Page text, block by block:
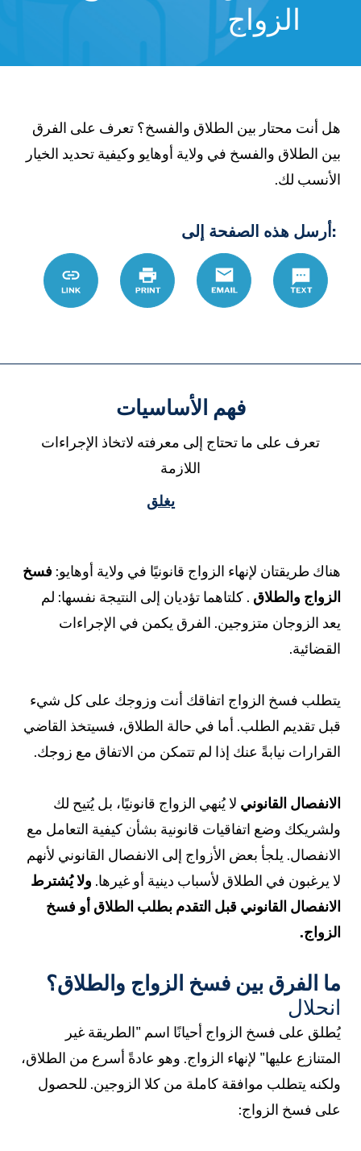
الزواج
هل أنت محتار بين الطلاق والفسخ؟ تعرف على الفرق
بين الطلاق والفسخ في ولاية أوهايو وكيفية تحديد الخيار
الأنسب لك.
:أرسل هذه الصفحة إلى
Text
Email
Print
Link
فهم الأساسيات
تعرف على ما تحتاج إلى معرفته لاتخاذ الإجراءات
اللازمة
يغلق
هناك طريقتان لإنهاء الزواج قانونيًا في ولاية أوهايو:فسخ
الزواج والطلاق. كلتاهما تؤديان إلى النتيجة نفسها: لم
يعد الزوجان متزوجين. الفرق يكمن في الإجراءات
القضائية.
يتطلب فسخ الزواج اتفاقك أنت وزوجك على كل شيء
قبل تقديم الطلب. أما في حالة الطلاق، فسيتخذ القاضي
القرارات نيابةً عنك إذا لم تتمكن من الاتفاق مع زوجك.
الانفصال القانونيلا يُنهي الزواج قانونيًا، بل يُتيح لك
ولشريكك وضع اتفاقيات قانونية بشأن كيفية التعامل مع
الانفصال. يلجأ بعض الأزواج إلى الانفصال القانوني لأنهم
لا يرغبون في الطلاق لأسباب دينية أو غيرها. ولا يُشترط
الانفصال القانوني قبل التقدم بطلب الطلاق أو فسخ
الزواج.
ما الفرق بين فسخ الزواج والطلاق؟
انحلال
يُطلق على فسخ الزواج أحيانًا اسم "الطريقة غير
المتنازع عليها" لإنهاء الزواج. وهو عادةً أسرع من الطلاق،
ولكنه يتطلب موافقة كاملة من كلا الزوجين. للحصول
على فسخ الزواج: